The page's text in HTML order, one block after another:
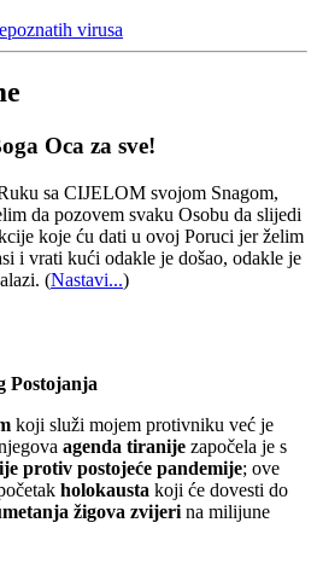
virusa
Oca za sve!
sa CIJELOM svojom Snagom,
da pozovem svaku Osobu da slijedi
koje ću dati u ovoj Poruci jer želim
i vrati kući odakle je došao, odakle je
(Nastavi...)
Postojanja
koji služi mojem protivniku već je
agenda tiranije započela je s
protiv postojeće pandemije; ove
holokausta koji će dovesti do
žigova zvijeri na milijune